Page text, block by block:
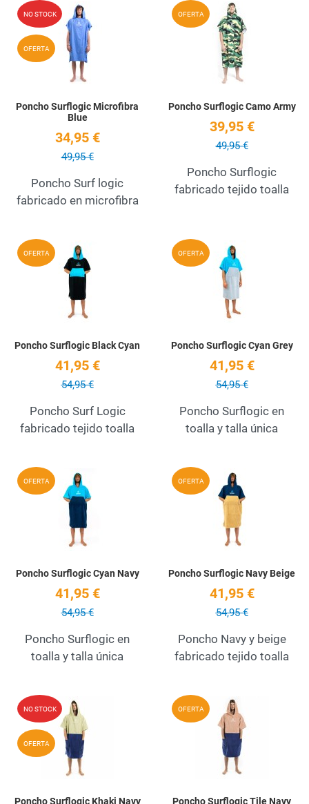
NO STOCK
OFERTA
Add to Wishlist
Poncho Surflogic Microfibra
Blue
34,95 €
49,95 €
Poncho Surf logic
fabricado en microfibra
OFERTA
Poncho Surflogic Camo Army
39,95 €
49,95 €
Poncho Surflogic
fabricado tejido toalla
OFERTA Add to Wishlist
Poncho Surflogic Black Cyan
41,95 €
54,95 €
Poncho Surf Logic
fabricado tejido toalla
OFERTA
Poncho Surflogic Cyan Grey
41,95 €
54,95 €
Poncho Surflogic en
toalla y talla única
OFERTA Add to Wishlist
Poncho Surflogic Cyan Navy
41,95 €
54,95 €
Poncho Surflogic en
toalla y talla única
OFERTA
Poncho Surflogic Navy Beige
41,95 €
54,95 €
Poncho Navy y beige
fabricado tejido toalla
NO STOCK
OFERTA
Add to Wishlist
Poncho Surflogic Khaki Navy
OFERTA
Poncho Surflogic Tile Navy